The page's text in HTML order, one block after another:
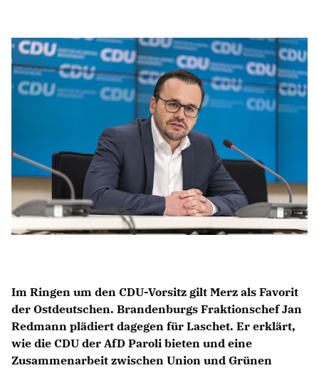
Anträge CDU
Kleine Anfragen
CDU Deutschland
CDU Fraktion im Brandenburger Landtag
CDU Brandenburg
CDU Potsdam
Im Ringen um den CDU-Vorsitz gilt Merz als Favorit
der Ostdeutschen. Brandenburgs Fraktionschef Jan
Redmann plädiert dagegen für Laschet. Er erklärt,
wie die CDU der AfD Paroli bieten und eine
Zusammenarbeit zwischen Union und Grünen